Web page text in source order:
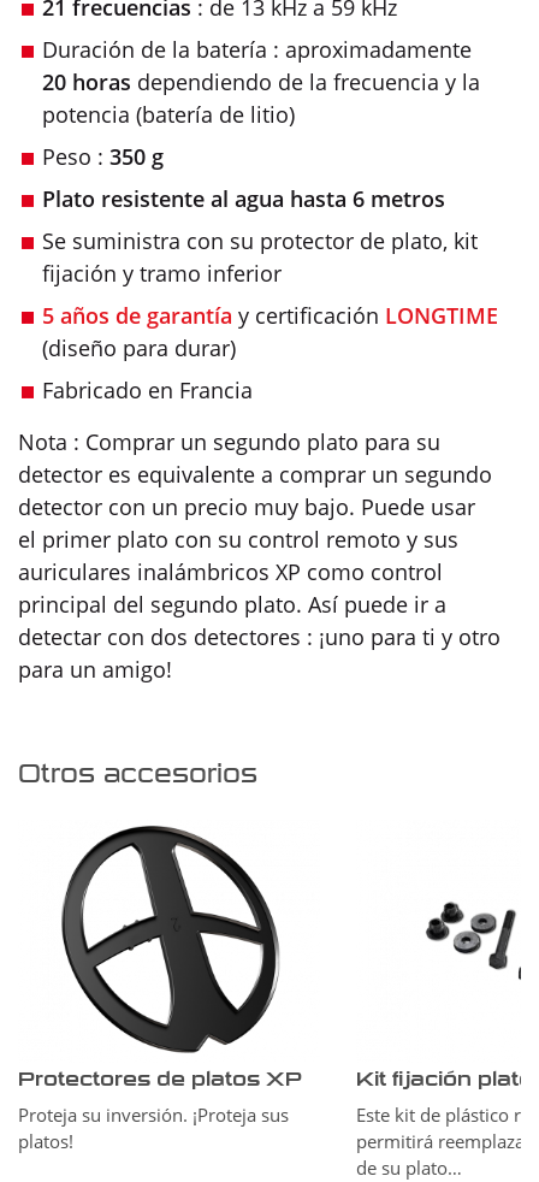
21 frecuencias : de 13 kHz a 59 kHz
Duración de la batería : aproximadamente
20 horas dependiendo de la frecuencia y la
potencia (batería de litio)
Peso : 350 g
Plato resistente al agua hasta 6 metros
Se suministra con su protector de plato, kit
fijación y tramo inferior
5 años de garantía y certificación LONGTIME
(diseño para durar)
Fabricado en Francia
Nota : Comprar un segundo plato para su
detector es equivalente a comprar un segundo
detector con un precio muy bajo. Puede usar
el primer plato con su control remoto y sus
auriculares inalámbricos XP como control
principal del segundo plato. Así puede ir a
detectar con dos detectores : ¡uno para ti y otro
para un amigo!
Otros accesorios
Protectores de platos XP
Proteja su inversión. ¡Proteja sus
platos!
Kit fijación plato
Este kit de plástico
permitirá reemplazar
de su plato…